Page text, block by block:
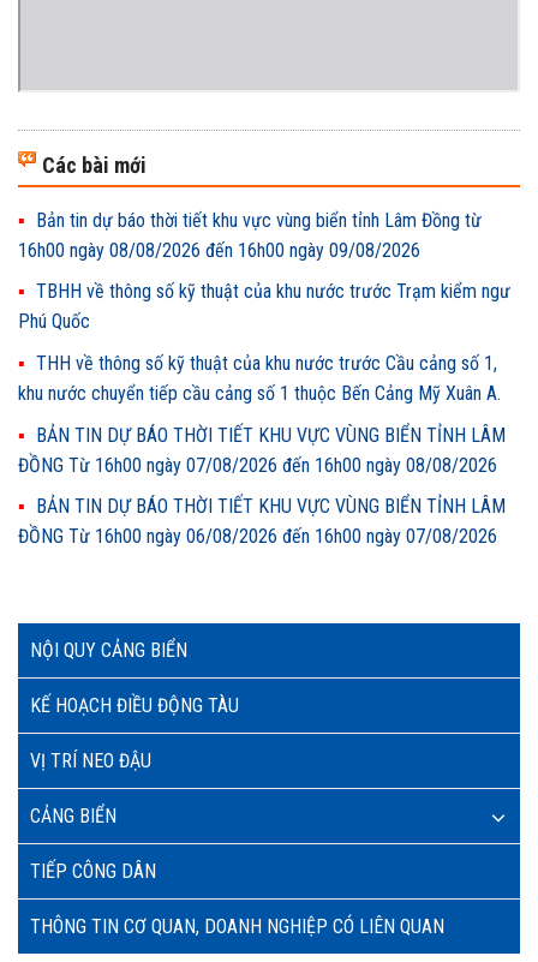
NỘI QUY CẢNG BIỂN
KẾ HOẠCH ĐIỀU ĐỘNG TÀU
VỊ TRÍ NEO ĐẬU
CẢNG BIỂN
TIẾP CÔNG DÂN
THÔNG TIN CƠ QUAN, DOANH NGHIỆP CÓ LIÊN QUAN
Các bài mới
Bản tin dự báo thời tiết khu vực vùng biển tỉnh Lâm Đồng từ
16h00 ngày 08/08/2026 đến 16h00 ngày 09/08/2026
TBHH về thông số kỹ thuật của khu nước trước Trạm kiểm ngư
Phú Quốc
THH về thông số kỹ thuật của khu nước trước Cầu cảng số 1,
khu nước chuyển tiếp cầu cảng số 1 thuộc Bến Cảng Mỹ Xuân A.
BẢN TIN DỰ BÁO THỜI TIẾT KHU VỰC VÙNG BIỂN TỈNH LÂM
ĐỒNG Từ 16h00 ngày 07/08/2026 đến 16h00 ngày 08/08/2026
BẢN TIN DỰ BÁO THỜI TIẾT KHU VỰC VÙNG BIỂN TỈNH LÂM
ĐỒNG Từ 16h00 ngày 06/08/2026 đến 16h00 ngày 07/08/2026